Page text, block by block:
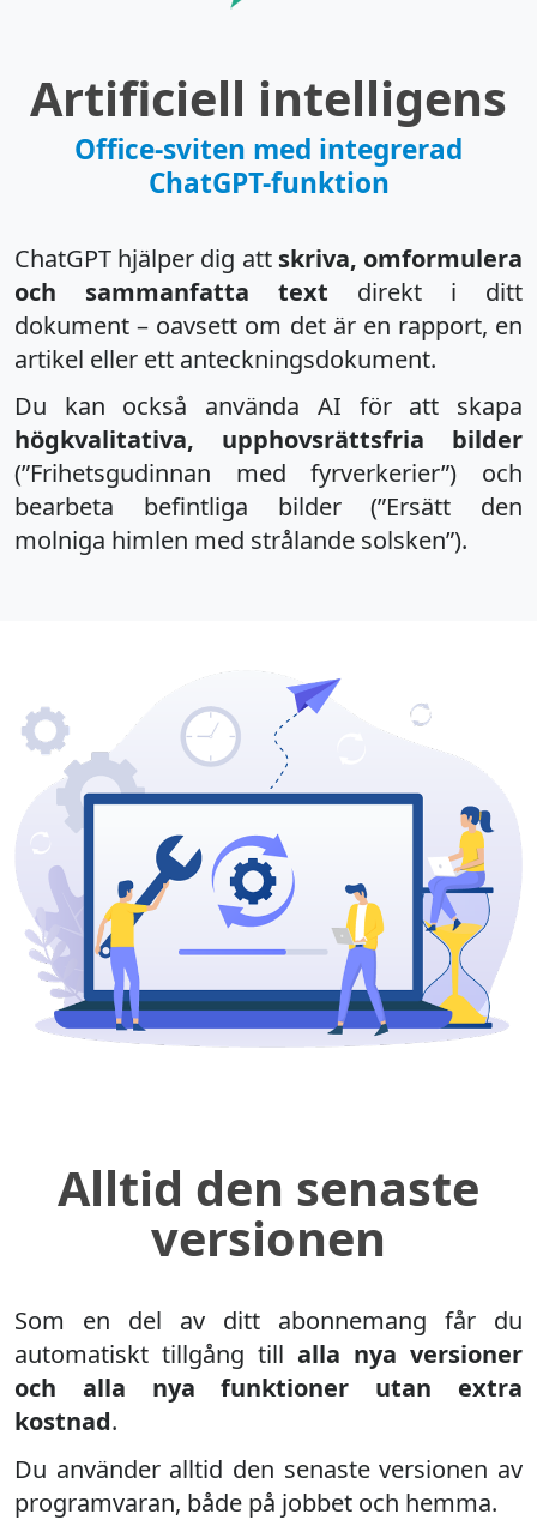
Artificiell intelligens
Office-sviten med integrerad
ChatGPT-funktion
ChatGPT hjälper dig att skriva, omformulera
och sammanfatta text direkt i ditt
dokument – oavsett om det är en rapport, en
artikel eller ett anteckningsdokument.
Du kan också använda AI för att skapa
högkvalitativa, upphovsrättsfria bilder
(”Frihetsgudinnan med fyrverkerier”) och
bearbeta befintliga bilder (”Ersätt den
molniga himlen med strålande solsken”).
Alltid den senaste
versionen
Som en del av ditt abonnemang får du
automatiskt tillgång till alla nya versioner
och alla nya funktioner utan extra
kostnad.
Du använder alltid den senaste versionen av
programvaran, både på jobbet och hemma.